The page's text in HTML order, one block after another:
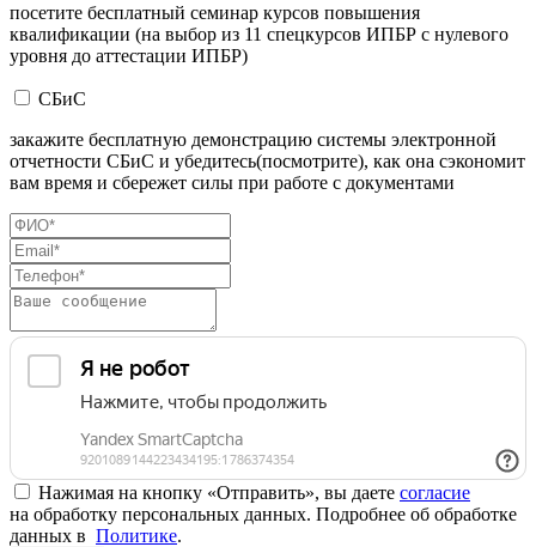
посетите бесплатный семинар курсов повышения
квалификации (на выбор из 11 спецкурсов ИПБР с нулевого
уровня до аттестации ИПБР)
СБиС
закажите бесплатную демонстрацию системы электронной
отчетности СБиС и убедитесь(посмотрите), как она сэкономит
вам время и сбережет силы при работе с документами
Нажимая на кнопку «Отправить», вы даете согласие
на обработку персональных данных. Подробнее об обработке
данных в Политике.